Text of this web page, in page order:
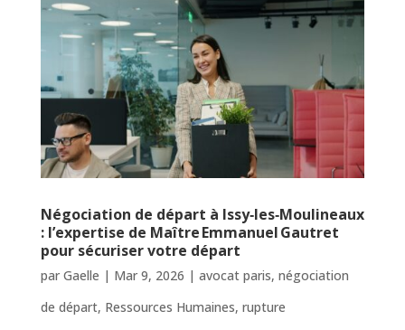
Négociation de départ à Issy‑les‑Moulineaux
: l’expertise de Maître Emmanuel Gautret
pour sécuriser votre départ
par Gaelle | Mar 9, 2026 | avocat paris, négociation
de départ, Ressources Humaines, rupture